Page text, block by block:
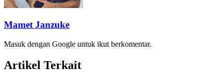
Mamet Janzuke
Masuk dengan Google untuk ikut berkomentar.
Artikel Terkait